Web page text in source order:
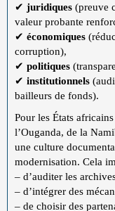
✔ juridiques (preuve
valeur probante
✔ économiques
corruption),
✔ politiques
✔ institutionnels
bailleurs de fonds).
Pour les États
l’Ouganda, de la
une culture
modernisation. Cela
– d’auditer les
– d’intégrer des
– de choisir des